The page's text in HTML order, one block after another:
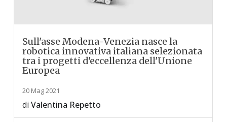
Sull'asse Modena-Venezia nasce la
robotica innovativa italiana selezionata
tra i progetti d'eccellenza dell'Unione
Europea
20 Mag 2021
diValentina Repetto